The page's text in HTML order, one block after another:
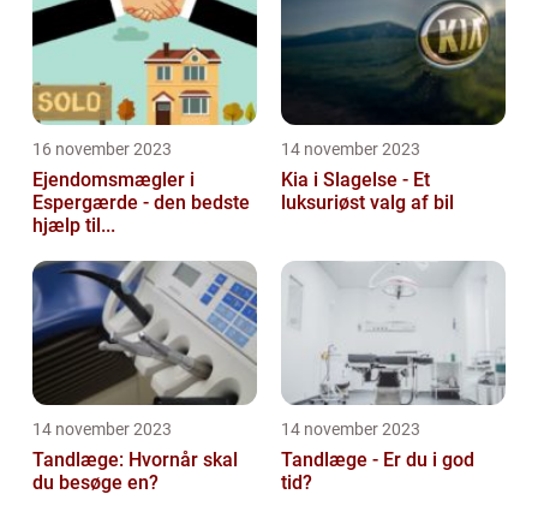
16 november 2023
Ejendomsmægler i
Espergærde - den bedste
hjælp til...
14 november 2023
Kia i Slagelse - Et
luksuriøst valg af bil
14 november 2023
Tandlæge: Hvornår skal
du besøge en?
14 november 2023
Tandlæge - Er du i god
tid?